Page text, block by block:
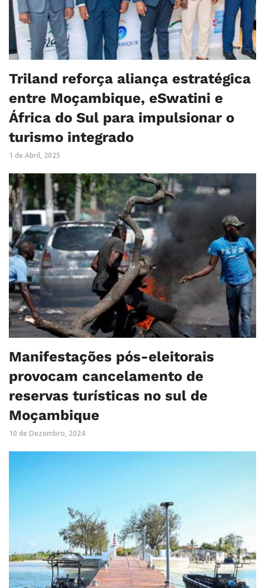
Triland reforça aliança estratégica
entre Moçambique, eSwatini e
África do Sul para impulsionar o
turismo integrado
1 de Abril, 2025
Manifestações pós-eleitorais
provocam cancelamento de
reservas turísticas no sul de
Moçambique
10 de Dezembro, 2024